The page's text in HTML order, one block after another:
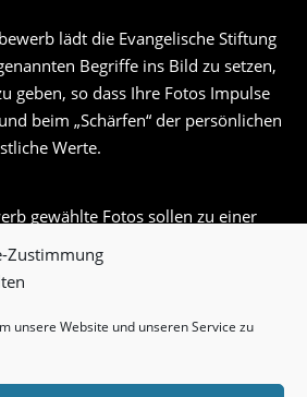
Zustimmung
unsere Website und unseren Service zu
lädt die Evangelische Stiftung
Begriffe ins Bild zu setzen,
geben, so dass Ihre Fotos Impulse
beim „Schärfen“ der persönlichen
Werte.
gewählte Fotos sollen zu einer
werden, die erstmals beim
Kirchentag Berlin – Wittenberg
weiter läuft.